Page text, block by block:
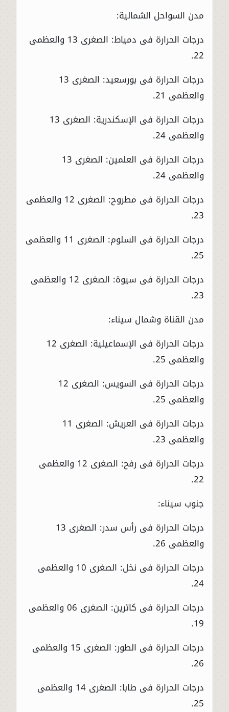
مدن السواحل الشمالية:
درجات الحرارة فى دمياط: الصغرى 13 والعظمى
22.
درجات الحرارة فى بورسعيد: الصغرى 13
والعظمى 21.
درجات الحرارة فى الإسكندرية: الصغرى 13
والعظمى 24.
درجات الحرارة فى العلمين: الصغرى 13
والعظمى 24.
درجات الحرارة فى مطروح: الصغرى 12 والعظمى
23.
درجات الحرارة فى السلوم: الصغرى 11 والعظمى
25.
درجات الحرارة فى سيوة: الصغرى 12 والعظمى
23.
مدن القناة وشمال سيناء:
درجات الحرارة فى الإسماعيلية: الصغرى 12
والعظمى 25.
درجات الحرارة فى السويس: الصغرى 12
والعظمى 25.
درجات الحرارة فى العريش: الصغرى 11
والعظمى 23.
درجات الحرارة فى رفح: الصغرى 12 والعظمى
22.
جنوب سيناء:
درجات الحرارة فى رأس سدر: الصغرى 13
والعظمى 26.
درجات الحرارة فى نخل: الصغرى 10 والعظمى
24.
درجات الحرارة فى كاترين: الصغرى 06 والعظمى
19.
درجات الحرارة فى الطور: الصغرى 15 والعظمى
26.
درجات الحرارة فى طابا: الصغرى 14 والعظمى
25.